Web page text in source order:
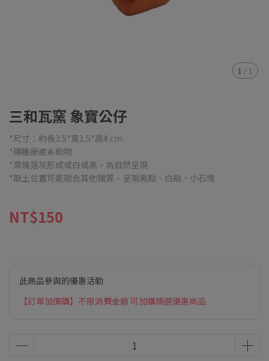
1 / 1
三和瓦窯 象寶公仔
*尺寸：約長3.5*寬1.5*高4 cm
*磚雕療癒系動物
*窯燒落灰形成或白或黑，為自然呈現
*取土位置可能融合其他雜質，呈現黑點、白點、小石塊
NT$150
此商品參與的優惠活動
【訂單加價購】不限消費金額 可加購精選優惠商品